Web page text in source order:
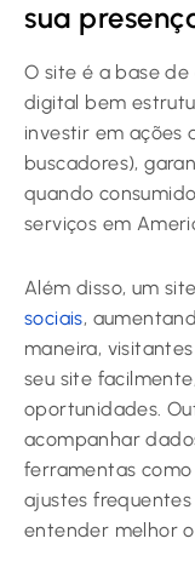
sua
O site é a base
digital bem
investir em ações
buscadores),
quando
serviços em
Além disso, um
sociais,
maneira,
seu site
oportunidades.
acompanhar
ferramentas
ajustes
entender melhor